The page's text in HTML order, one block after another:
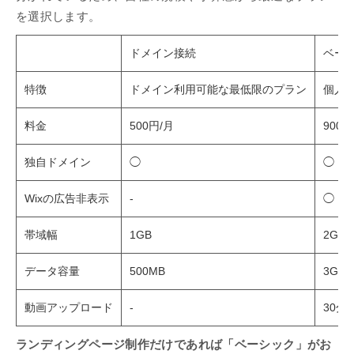
を選択します。
ドメイン接続 ベー
特徴 ドメイン利用可能な最低限のプラン 個人
料金 500円/月 900
独自ドメイン ◯ ◯
Wixの広告非表示 - ◯
帯域幅 1GB 2GB
データ容量 500MB 3GB
動画アップロード - 30分
ランディングページ制作だけであれば「ベーシック」がお